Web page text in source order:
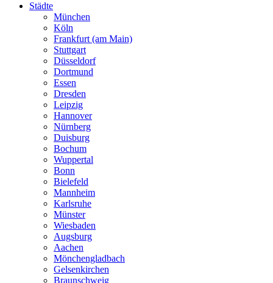
Städte
München
Köln
Frankfurt (am Main)
Stuttgart
Düsseldorf
Dortmund
Essen
Dresden
Leipzig
Hannover
Nürnberg
Duisburg
Bochum
Wuppertal
Bonn
Bielefeld
Mannheim
Karlsruhe
Münster
Wiesbaden
Augsburg
Aachen
Mönchengladbach
Gelsenkirchen
Braunschweig